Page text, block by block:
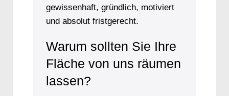
gewissenhaft, gründlich, motiviert
und absolut fristgerecht.
Warum sollten Sie Ihre
Fläche von uns räumen
lassen?